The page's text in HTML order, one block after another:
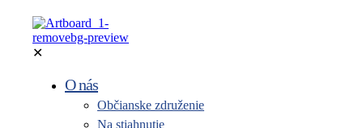
✕
O nás
Občianske združenie
Na stiahnutie